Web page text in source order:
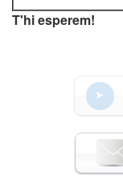
T'hi esperem!